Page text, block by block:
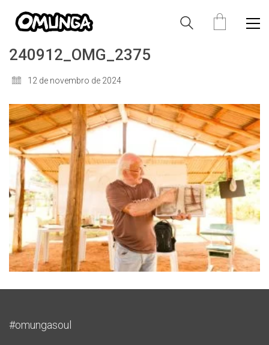
240912_OMG_2375
12 de novembro de 2024
#omungasoul